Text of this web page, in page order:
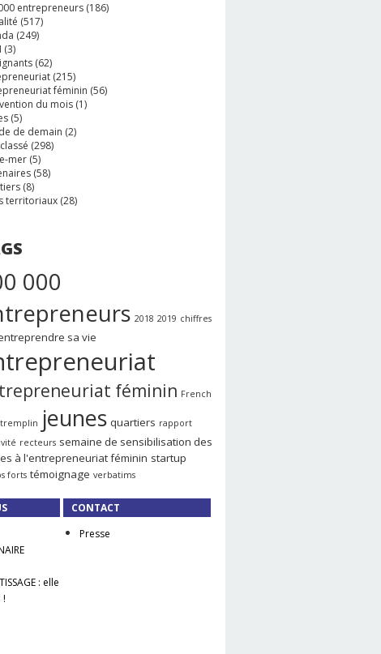
entrepreneurs(186)
(517)
(249)
(3)
(62)
(215)
féminin (56)
du mois(1)
(5)
de demain (2)
(298)
mer(5)
(58)
(8)
territoriaux(28)
000
2018 2019 chiffres
sa vie
féminin French
jeunes quartiers rapport
recteurs semaine de sensibilisation des
à l'entrepreneuriat féminin startup
forts témoignage verbatims
: elle
!
CONTACT
Presse